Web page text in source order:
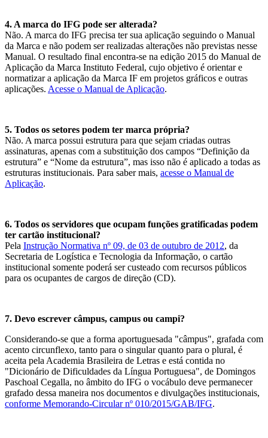
4. A marca do IFG pode ser alterada?
Não. A marca do IFG precisa ter sua aplicação seguindo o Manual
da Marca e não podem ser realizadas alterações não previstas nesse
Manual. O resultado final encontra-se na edição 2015 do Manual de
Aplicação da Marca Instituto Federal, cujo objetivo é orientar e
normatizar a aplicação da Marca IF em projetos gráficos e outras
aplicações. Acesse o Manual de Aplicação.
5. Todos os setores podem ter marca própria?
Não. A marca possui estrutura para que sejam criadas outras
assinaturas, apenas com a substituição dos campos “Definição da
estrutura” e “Nome da estrutura”, mas isso não é aplicado a todas as
estruturas institucionais. Para saber mais, acesse o Manual de
Aplicação.
6. Todos os servidores que ocupam funções gratificadas podem
ter cartão institucional?
Pela Instrução Normativa nº 09, de 03 de outubro de 2012, da
Secretaria de Logística e Tecnologia da Informação, o cartão
institucional somente poderá ser custeado com recursos públicos
para os ocupantes de cargos de direção (CD).
7. Devo escrever câmpus, campus ou campi?
Considerando-se que a forma aportuguesada "câmpus", grafada com
acento circunflexo, tanto para o singular quanto para o plural, é
aceita pela Academia Brasileira de Letras e está contida no
"Dicionário de Dificuldades da Língua Portuguesa", de Domingos
Paschoal Cegalla, no âmbito do IFG o vocábulo deve permanecer
grafado dessa maneira nos documentos e divulgações institucionais,
conforme Memorando-Circular nº 010/2015/GAB/IFG.